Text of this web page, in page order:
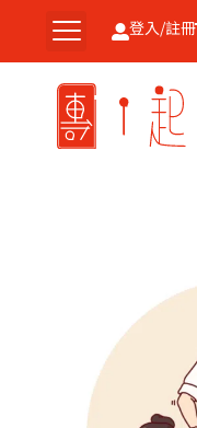
主
登入/註冊